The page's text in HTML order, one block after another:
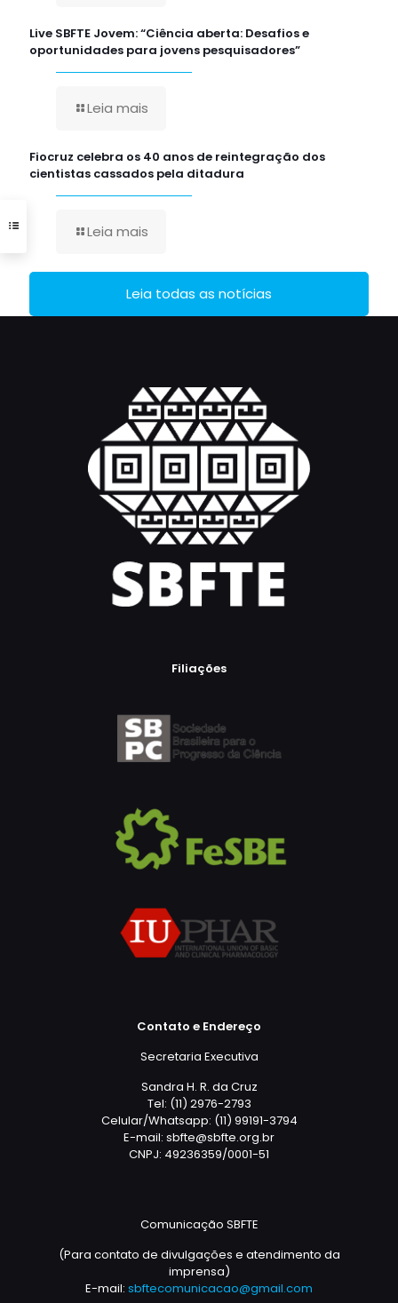
Live SBFTE Jovem: “Ciência aberta: Desafios e
oportunidades para jovens pesquisadores”
Leia mais
Fiocruz celebra os 40 anos de reintegração dos
cientistas cassados pela ditadura
Leia mais
Leia todas as notícias
Filiações
Contato e Endereço
Secretaria Executiva
Sandra H. R. da Cruz
Tel: (11) 2976-2793
Celular/Whatsapp: (11) 99191-3794
E-mail: sbfte@sbfte.org.br
CNPJ: 49236359/0001-51
Comunicação SBFTE
(Para contato de divulgações e atendimento da
imprensa)
E-mail: sbftecomunicacao@gmail.com